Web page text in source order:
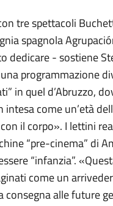
tre spettacoli
spagnola
dedicare - sostiene
programmazione
in quel d’Abruzzo,
come un’età
il corpo». I lettini
“pre-cinema” di
“infanzia”.
come un
consegna alle future